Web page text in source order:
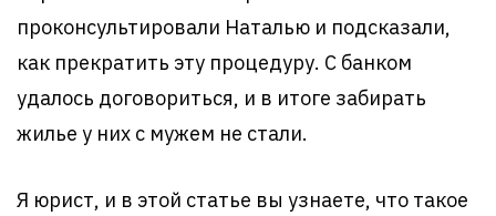
проконсультировали Наталью и подсказали,
как прекратить эту процедуру. С банком
удалось договориться, и в итоге забирать
жилье у них с мужем не стали.
Я юрист, и в этой статье вы узнаете, что такое